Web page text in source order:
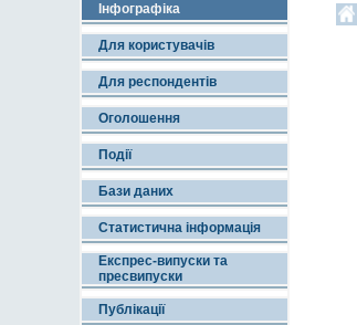
Інфографіка
Для користувачів
Для респондентів
Оголошення
Події
Бази даних
Статистична інформація
Експрес-випуски та
пресвипуски
Публікації